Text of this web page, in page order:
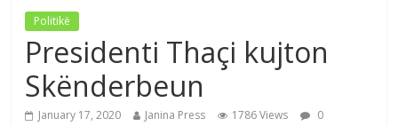
Politikë
Presidenti Thaçi kujton
Skënderbeun
January 17, 2020 Janina Press 1786 Views
0